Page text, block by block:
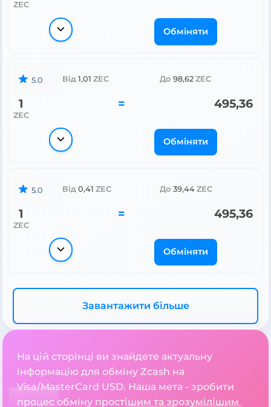
ZEC
Обміняти
5.0 Від 1,01 ZEC До 98,62 ZEC
1
ZEC
= 495,36
Обміняти
5.0 Від 0,41 ZEC До 39,44 ZEC
1
ZEC
= 495,36
Обміняти
Завантажити більше
На цій сторінці ви знайдете актуальну
інформацію для обміну Zcash на
Visa/MasterCard USD. Наша мета - зробити
процес обміну простішим та зрозумілішим